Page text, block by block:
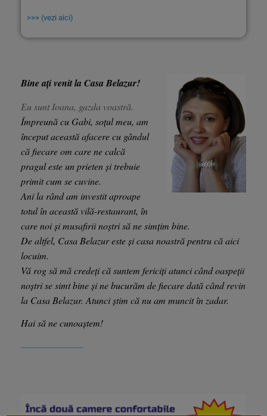
>>> (vezi aici)
Bine ați venit la Casa Belazur!
Eu sunt Ioana, gazda voastră.
Împreună cu Gabi, soțul meu, am
început această afacere cu gândul
că fiecare om care ne calcă
pragul este un prieten și trebuie
primit cum se cuvine.
Ani la rând am investit aproape
totul în această vilă-restaurant, în
care noi și musafirii noștri să ne simțim bine.
De altfel, Casa Belazur este și casa noastră pentru că aici
locuim.
Vă rog să mă credeți că suntem fericiți atunci când oaspeții
noștri se simt bine și ne bucurăm de fiecare dată când revin
la Casa Belazur. Atunci știm că nu am muncit în zadar.
Hai să ne cunoaștem!